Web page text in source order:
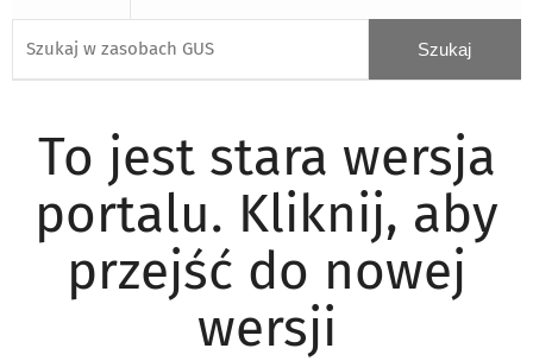
To jest stara wersja
portalu. Kliknij, aby
przejść do nowej
wersji